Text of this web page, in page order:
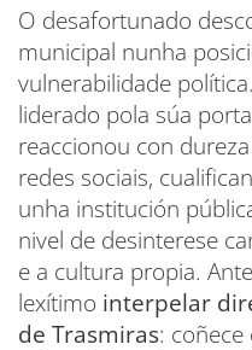
O desafortunado
municipal nunha
vulnerabilidade
liderado pola súa
reaccionou con
redes sociais,
unha institución
nivel de desinterese
e a cultura propia.
lexítimo interpelar
de Trasmiras: